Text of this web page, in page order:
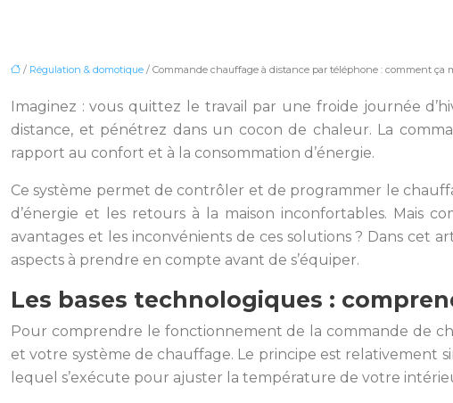
/ Régulation & domotique / Commande chauffage à distance par téléphone : comment ça
Imaginez : vous quittez le travail par une froide journée
distance, et pénétrez dans un cocon de chaleur. La
rapport au confort et à la consommation d’énergie.
Ce système permet de contrôler et de programmer le
d’énergie et les retours à la maison inconfortables. Mais
avantages et les inconvénients de ces solutions ? Dans cet
aspects à prendre en compte avant de s’équiper.
Les bases technologiques :
Pour comprendre le fonctionnement de la commande de
et votre système de chauffage. Le principe est relativement
lequel s’exécute pour ajuster la température de votre